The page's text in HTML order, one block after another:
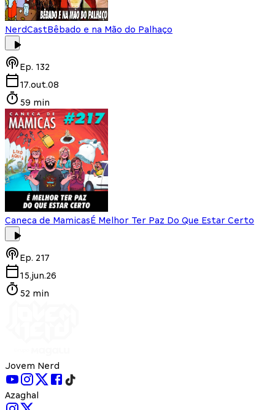
NerdCastBêbado e na Mão do Palhaço
Ep. 132
17.out.08
59 min
Caneca de MamicasÉ Melhor Ter Paz Do Que Estar Certo
Ep. 217
15.jun.26
52 min
Jovem Nerd
Azaghal